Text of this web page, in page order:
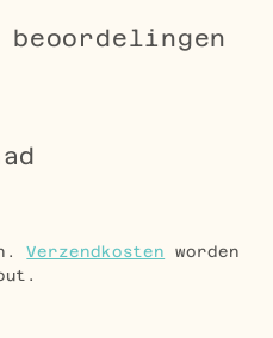
beoordelingen
Verzendkosten worden